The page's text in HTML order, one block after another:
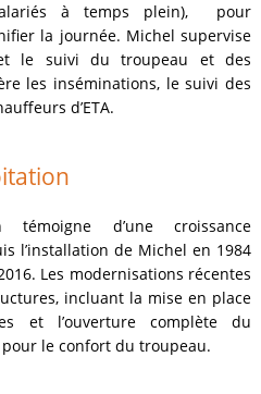
à temps plein), pour
la journée. Michel supervise
le suivi du troupeau et des
les inséminations, le suivi des
d’ETA.
témoigne d’une croissance
l’installation de Michel en 1984
Les modernisations récentes
incluant la mise en place
et l’ouverture complète du
le confort du troupeau.